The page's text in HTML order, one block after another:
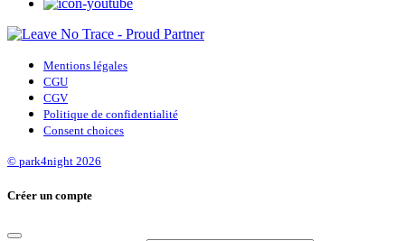
Mentions légales
CGU
CGV
Politique de confidentialité
Consent choices
© park4night 2026
Créer un compte